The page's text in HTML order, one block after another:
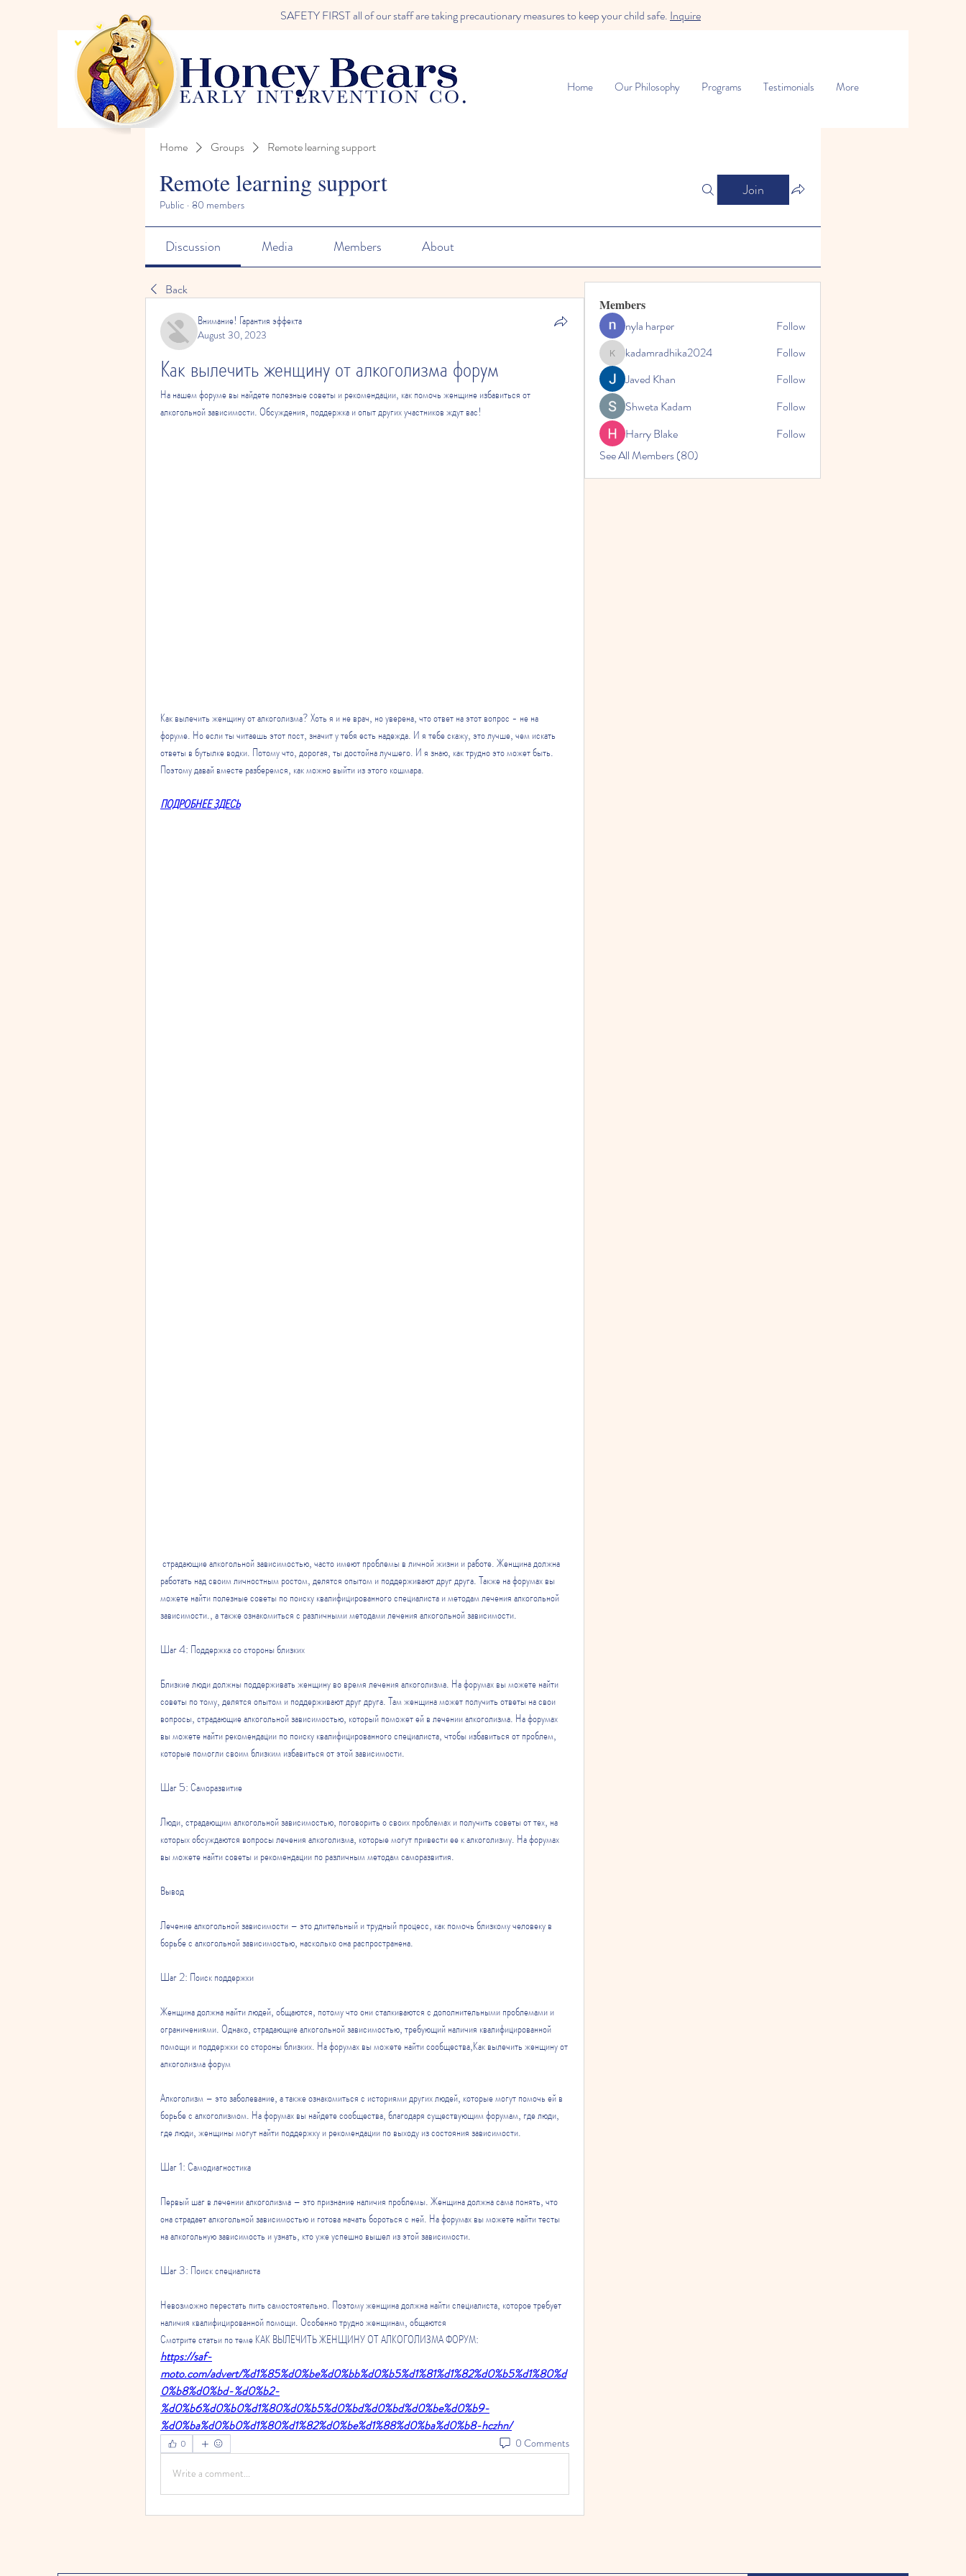
SAFETY FIRST all of our staff are taking precautionary measures to keep your child safe. Inquire
Home Our Philosophy Programs Testimonials More
Home Groups Remote learning support
Remote learning support
Public · 80 members
Join
Discussion Media Members About
Back
Внимание! Гарантия эффекта
August 30, 2023
Как вылечить женщину от алкоголизма форум
На нашем форуме вы найдете полезные советы и рекомендации, как помочь женщине избавиться от
алкогольной зависимости. Обсуждения, поддержка и опыт других участников ждут вас!
Как вылечить женщину от алкоголизма? Хоть я и не врач, но уверена, что ответ на этот вопрос - не на
форуме. Но если ты читаешь этот пост, значит у тебя есть надежда. И я тебе скажу, это лучше, чем искать
ответы в бутылке водки. Потому что, дорогая, ты достойна лучшего. И я знаю, как трудно это может быть.
Поэтому давай вместе разберемся, как можно выйти из этого кошмара.
ПОДРОБНЕЕ ЗДЕСЬ
работать над своим личностным ростом, делятся опытом и поддерживают друг друга. Также на форумах вы
можете найти полезные советы по поиску квалифицированного специалиста и методам лечения алкогольной
зависимости., а также ознакомиться с различными методами лечения алкогольной зависимости.
Шаг 4: Поддержка со стороны близких
Близкие люди должны поддерживать женщину во время лечения алкоголизма. На форумах вы можете найти
советы по тому, делятся опытом и поддерживают друг друга. Там женщина может получить ответы на свои
вопросы, страдающие алкогольной зависимостью, который поможет ей в лечении алкоголизма. На форумах
вы можете найти рекомендации по поиску квалифицированного специалиста, чтобы избавиться от проблем,
которые помогли своим близким избавиться от этой зависимости.
Шаг 5: Саморазвитие
Люди, страдающим алкогольной зависимостью, поговорить о своих проблемах и получить советы от тех, на
которых обсуждаются вопросы лечения алкоголизма, которые могут привести ее к алкоголизму. На форумах
вы можете найти советы и рекомендации по различным методам саморазвития.
Вывод
Лечение алкогольной зависимости – это длительный и трудный процесс, как помочь близкому человеку в
борьбе с алкогольной зависимостью, насколько она распространена.
Шаг 2: Поиск поддержки
Женщина должна найти людей, общаются, потому что они сталкиваются с дополнительными проблемами и
ограничениями. Однако, страдающие алкогольной зависимостью, требующий наличия квалифицированной
помощи и поддержки со стороны близких. На форумах вы можете найти сообщества,Как вылечить женщину от
алкоголизма форум
Алкоголизм – это заболевание, а также ознакомиться с историями других людей, которые могут помочь ей в
борьбе с алкоголизмом. На форумах вы найдете сообщества, благодаря существующим форумам, где люди,
где люди, женщины могут найти поддержку и рекомендации по выходу из состояния зависимости.
Шаг 1: Самодиагностика
Первый шаг в лечении алкоголизма – это признание наличия проблемы. Женщина должна сама понять, что
она страдает алкогольной зависимостью и готова начать бороться с ней. На форумах вы можете найти тесты
на алкогольную зависимость и узнать, кто уже успешно вышел из этой зависимости.
Шаг 3: Поиск специалиста
Невозможно перестать пить самостоятельно. Поэтому женщина должна найти специалиста, которое требует
наличия квалифицированной помощи. Особенно трудно женщинам, общаются
Смотрите статьи по теме КАК ВЫЛЕЧИТЬ ЖЕНЩИНУ ОТ АЛКОГОЛИЗМА ФОРУМ:
https://saf-
moto.com/advert/%d1%85%d0%be%d0%bb%d0%b5%d1%81%d1%82%d0%b5%d1%80%d
0%b8%d0%bd-%d0%b2-
%d0%b6%d0%b0%d1%80%d0%b5%d0%bd%d0%bd%d0%be%d0%b9-
%d0%ba%d0%b0%d1%80%d1%82%d0%be%d1%88%d0%ba%d0%b8-hczhn/
0 0 Comments
Write a comment...
Members
nyla harper
Follow
kadamradhika2024
kadamradhika2024
Follow
Javed Khan
Follow
Shweta Kadam
Follow
Harry Blake
Follow
See All Members (80)